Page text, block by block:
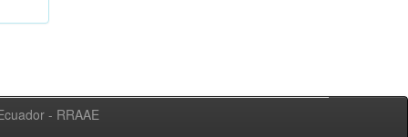
- RRAAE